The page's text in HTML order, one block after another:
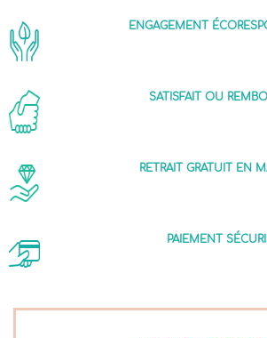
ENGAGEMENT
SATISFAIT OU
RETRAIT GRATUIT EN
PAIEMENT